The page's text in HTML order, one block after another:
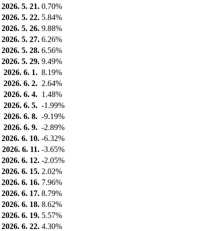
2026. 5. 21. 0.70%
2026. 5. 22. 5.84%
2026. 5. 26. 9.88%
2026. 5. 27. 6.26%
2026. 5. 28. 6.56%
2026. 5. 29. 9.49%
2026. 6. 1. 8.19%
2026. 6. 2. 2.64%
2026. 6. 4. 1.48%
2026. 6. 5. -1.99%
2026. 6. 8. -9.19%
2026. 6. 9. -2.89%
2026. 6. 10. -6.32%
2026. 6. 11. -3.65%
2026. 6. 12. -2.05%
2026. 6. 15. 2.02%
2026. 6. 16. 7.96%
2026. 6. 17. 8.79%
2026. 6. 18. 8.62%
2026. 6. 19. 5.57%
2026. 6. 22. 4.30%